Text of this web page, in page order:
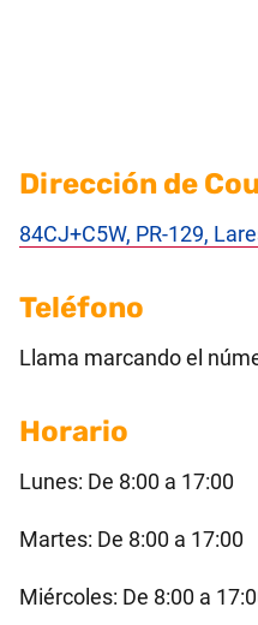
Dirección de
84CJ+C5W, PR-129,
Teléfono
Llama marcando el
Horario
Lunes: De 8:00 a 17:00
Martes: De 8:00 a 17:00
Miércoles: De 8:00 a